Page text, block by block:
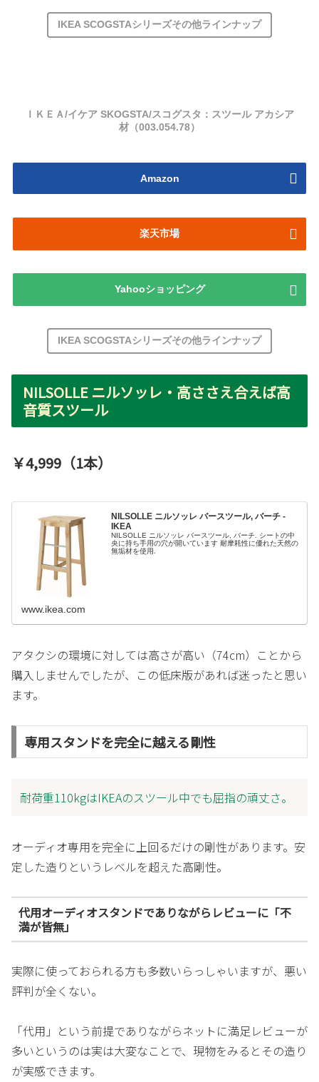
IKEA SCOGSTAシリーズその他ラインナップ
ＩＫＥＡ/イケア SKOGSTA/スコグスタ：スツール アカシア
材（003.054.78）
Amazon
楽天市場
Yahooショッピング
IKEA SCOGSTAシリーズその他ラインナップ
NILSOLLE ニルソッレ・高ささえ合えば高
音質スツール
￥4,999（1本）
NILSOLLE ニルソッレ バースツール, バーチ -
IKEA
NILSOLLE ニルソッレ バースツール, バーチ. シートの中
央に持ち手用の穴が開いています 耐摩耗性に優れた天然の
無垢材を使用.
www.ikea.com
アタクシの環境に対しては高さが高い（74cm）ことから
購入しませんでしたが、この低床版があれば迷ったと思い
ます。
専用スタンドを完全に越える剛性
耐荷重110kgはIKEAのスツール中でも屈指の頑丈さ。
オーディオ専用を完全に上回るだけの剛性があります。安
定した造りというレベルを超えた高剛性。
代用オーディオスタンドでありながらレビューに「不
満が皆無」
実際に使っておられる方も多数いらっしゃいますが、悪い
評判が全くない。
「代用」という前提でありながらネットに満足レビューが
多いというのは実は大変なことで、現物をみるとその造り
が実感できます。